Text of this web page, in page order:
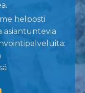
helposti
asiantuntevia